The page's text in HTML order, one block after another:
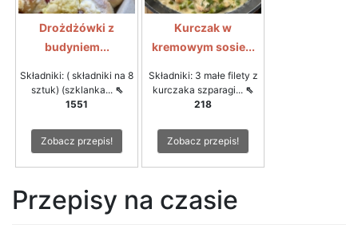
Drożdżówki z
budyniem...
Składniki: ( składniki na 8
sztuk) (szklanka... ⇖
1551
Zobacz przepis!
Kurczak w
kremowym sosie...
Składniki: 3 małe filety z
kurczaka szparagi... ⇖
218
Zobacz przepis!
Przepisy na czasie